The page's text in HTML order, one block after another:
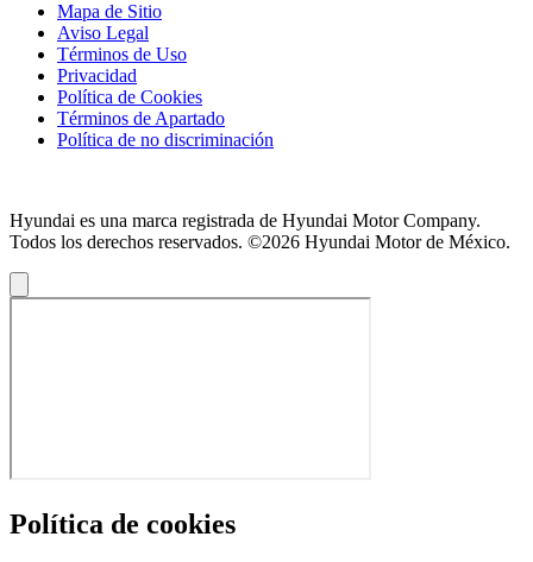
Mapa de Sitio
Aviso Legal
Términos de Uso
Privacidad
Política de Cookies
Términos de Apartado
Política de no discriminación
Hyundai es una marca registrada de Hyundai Motor Company.
Todos los derechos reservados. ©2026 Hyundai Motor de México.
Política de cookies